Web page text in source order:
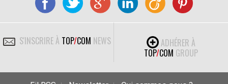
S'INSCRIRE À TOP/COM NEWS
ADHÉRER À
TOP/COM GROUP